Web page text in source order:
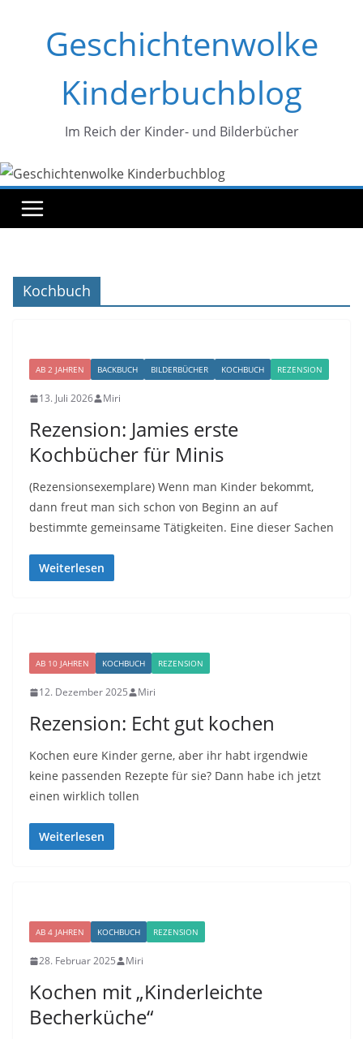
springenGeschichtenwolke
Kinderbuchblog
Im Reich der Kinder- und Bilderbücher
Kochbuch
AB 2 JAHREN BACKBUCH BILDERBÜCHER KOCHBUCH REZENSION
13. Juli 2026 Miri
Rezension: Jamies erste
Kochbücher für Minis
(Rezensionsexemplare) Wenn man Kinder bekommt,
dann freut man sich schon von Beginn an auf
bestimmte gemeinsame Tätigkeiten. Eine dieser Sachen
Weiterlesen
AB 10 JAHREN KOCHBUCH REZENSION
12. Dezember 2025 Miri
Rezension: Echt gut kochen
Kochen eure Kinder gerne, aber ihr habt irgendwie
keine passenden Rezepte für sie? Dann habe ich jetzt
einen wirklich tollen
Weiterlesen
AB 4 JAHREN KOCHBUCH REZENSION
28. Februar 2025 Miri
Kochen mit „Kinderleichte
Becherküche“